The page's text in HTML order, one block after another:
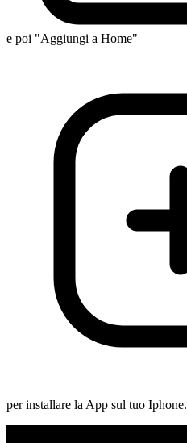
e poi "Aggiungi a Home"
per installare la App sul tuo Iphone.